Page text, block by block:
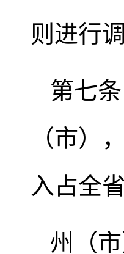
则进行调
第七
（市）
入占全
州（